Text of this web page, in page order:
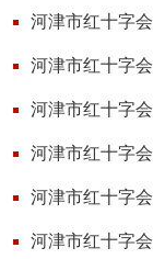
河津市红十字
河津市红十字
河津市红十字
河津市红十字
河津市红十字
河津市红十字